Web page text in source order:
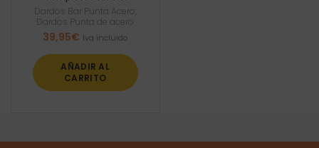
Dardos Bar Punta Acero
Dardos Punta de acero
39,95€ Iva incluido
AÑADIR AL
CARRITO